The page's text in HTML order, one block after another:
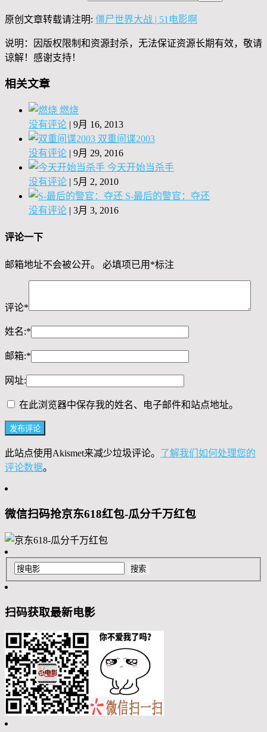
原创文章转载请注明: 僵尸世界大战 | 51电影啊
说明：因版权限制和资源封杀，无法保证资源长期有效，敬请
谅解！感谢支持！
相关文章
燃烧
没有评论 | 9月 16, 2013
双重间谍2003
没有评论 | 9月 29, 2016
今天开始当杀手
没有评论 | 5月 2, 2010
S-最后的警官：夺还
没有评论 | 3月 3, 2016
评论一下
邮箱地址不会被公开。 必填项已用 *标注
评论*
姓名:*
邮箱:*
网址:
在此浏览器中保存我的姓名、电子邮件和站点地址。
此站点使用Akismet来减少垃圾评论。 了解我们如何处理您的
评论数据。
微信扫码抢京东618红包-瓜分千万红包
扫码获取最新电影